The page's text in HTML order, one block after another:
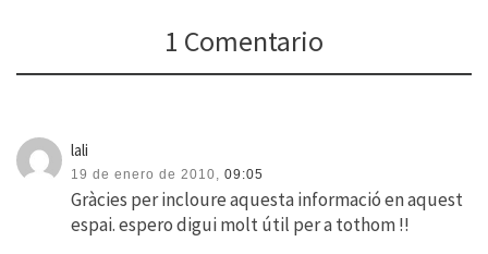
1 Comentario
lali
19 de enero de 2010, 09:05
Gràcies per incloure aquesta informació en aquest
espai. espero digui molt útil per a tothom !!